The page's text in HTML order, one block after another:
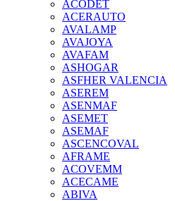
ACODET
ACERAUTO
AVALAMP
AVAJOYA
AVAFAM
ASHOGAR
ASFHER VALENCIA
ASEREM
ASENMAF
ASEMET
ASEMAF
ASCENCOVAL
AFRAME
ACOVEMM
ACECAME
ABIVA